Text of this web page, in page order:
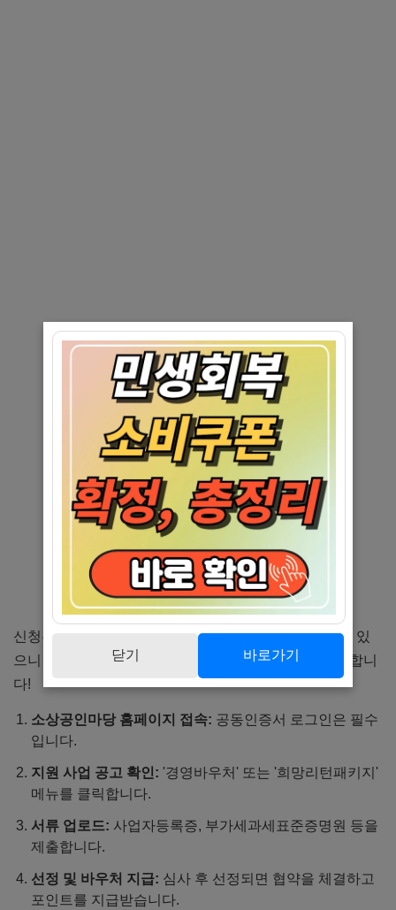
신청은 온라인을 통해 진행되며, 예산이 조기 소진될 수 있
으니 서두르시는 것이 좋습니다. 절차는 생각보다 간단합니
다!
소상공인마당 홈페이지 접속: 공동인증서 로그인은 필수
입니다.
지원 사업 공고 확인: '경영바우처' 또는 '희망리턴패키지'
메뉴를 클릭합니다.
서류 업로드: 사업자등록증, 부가세과세표준증명원 등을
제출합니다.
선정 및 바우처 지급: 심사 후 선정되면 협약을 체결하고
포인트를 지급받습니다.
닫기 바로가기